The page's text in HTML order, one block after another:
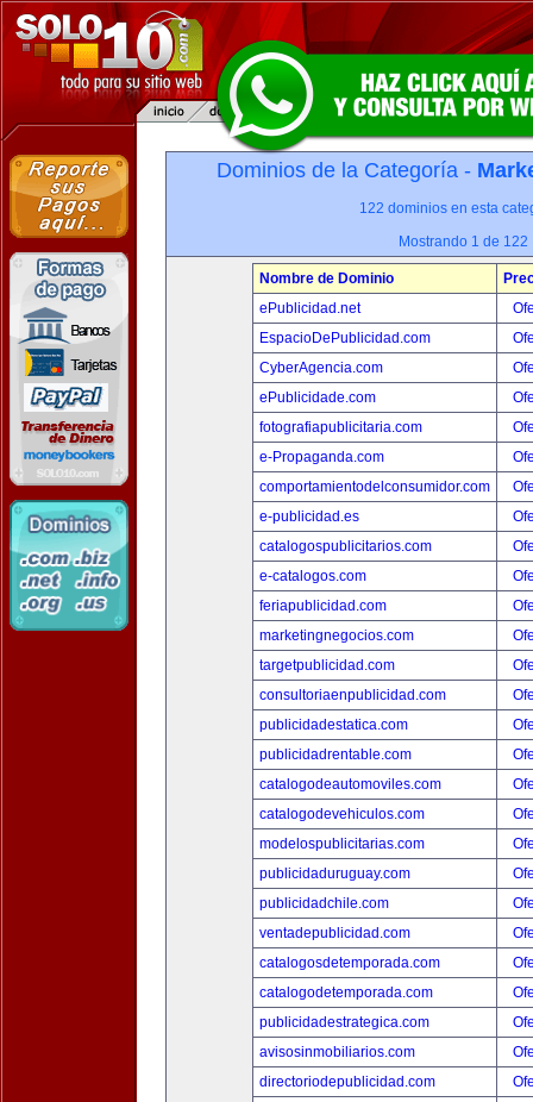
Dominios de la Categoría -
122 dominios en esta
Mostrando 1 de 122
Nombre de Dominio
ePublicidad.net
EspacioDePublicidad.com
CyberAgencia.com
ePublicidade.com
fotografiapublicitaria.com
e-Propaganda.com
comportamientodelconsumidor.com
e-publicidad.es
catalogospublicitarios.com
e-catalogos.com
feriapublicidad.com
marketingnegocios.com
targetpublicidad.com
consultoriaenpublicidad.com
publicidadestatica.com
publicidadrentable.com
catalogodeautomoviles.com
catalogodevehiculos.com
modelospublicitarias.com
publicidaduruguay.com
publicidadchile.com
ventadepublicidad.com
catalogosdetemporada.com
catalogodetemporada.com
publicidadestrategica.com
avisosinmobiliarios.com
directoriodepublicidad.com